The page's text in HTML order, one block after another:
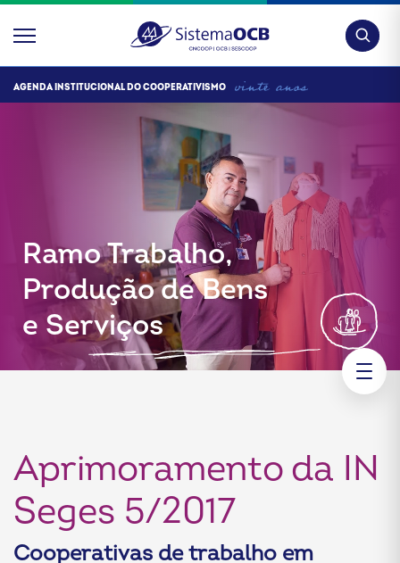
AGENDA INSTITUCIONAL DO COOPERATIVISMO
Ramo Trabalho,
Produção de Bens
e Serviços
Aprimoramento da IN
Seges 5/2017
Cooperativas de trabalho em